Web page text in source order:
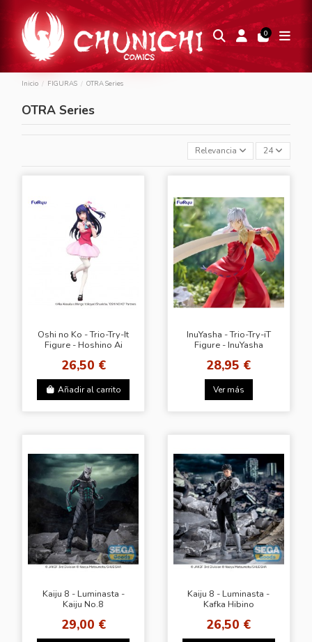
0
Inicio FIGURAS OTRA Series
OTRA Series
Relevancia 24
Oshi no Ko - Trio-Try-It
Figure - Hoshino Ai
26,50 €
Añadir al carrito
InuYasha - Trio-Try-iT
Figure - InuYasha
28,95 €
Ver más
Kaiju 8 - Luminasta -
Kaiju No.8
29,00 €
Kaiju 8 - Luminasta -
Kafka Hibino
26,50 €